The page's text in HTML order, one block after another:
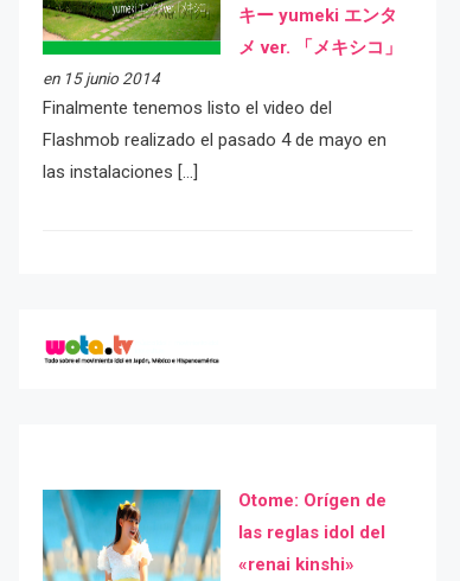
キー yumeki エンタ
メ ver. 「メキシコ」
en 15 junio 2014
Finalmente tenemos listo el video del
Flashmob realizado el pasado 4 de mayo en
las instalaciones […]
Otome: Orígen de
las reglas idol del
«renai kinshi»